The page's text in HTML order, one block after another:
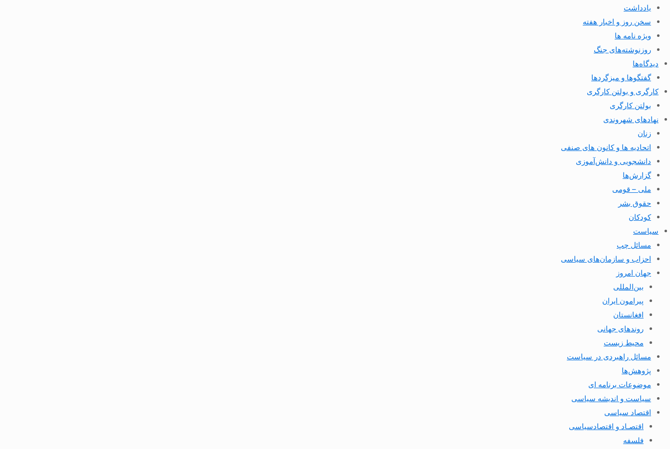
یادداشت
سخن روز و اخبار هفته
ویژه نامه ها
روزنوشته‌های جنگ
دیدگاه‌ها
گفتگوها و میزگردها
کارگری و بولتن کارگری
بولتن کارگری
نهادهای شهروندی
زنان
اتحادیه ها و کانون های صنفی
دانشجویی و دانش‌آموزی
گزارش‌ها
ملی – قومی
حقوق بشر
کودکان
سیاست
مسائل چپ
احزاب و سازمان‌های سیاسی
جهان امروز
بین‌المللی
پیرامون ایران
افغانستان
روندهای جهانی
محیط زیست
مسائل راهبردی در سیاست
پژوهش‌ها
موضوعات برنامه ای
سیاست و اندیشه سیاسی
اقتصاد سیاسی
اقتصـاد و اقتصاد‌سیاسی
فلسفه